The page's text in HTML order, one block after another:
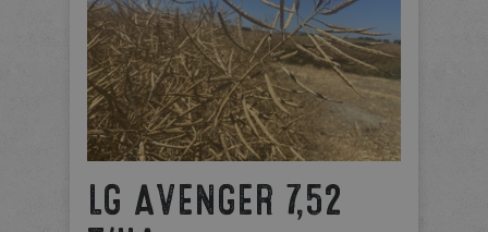
LG AVENGER 7,52